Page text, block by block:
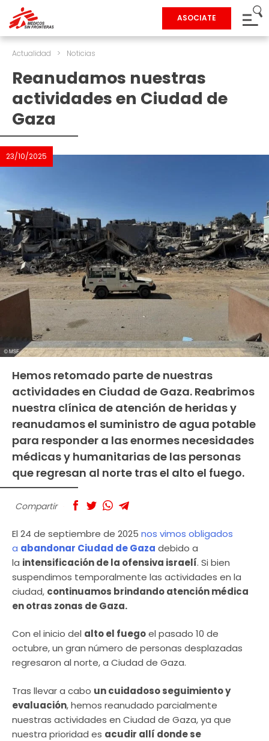
ASOCIATE
Actualidad > Noticias
Reanudamos nuestras
actividades en Ciudad de
Gaza
23/10/2025
Hemos retomado parte de nuestras
actividades en Ciudad de Gaza. Reabrimos
nuestra clínica de atención de heridas y
reanudamos el suministro de agua potable
para responder a las enormes necesidades
médicas y humanitarias de las personas
que regresan al norte tras el alto el fuego.
Compartir
El 24 de septiembre de 2025 nos vimos obligados
a abandonar Ciudad de Gaza debido a
la intensificación de la ofensiva israelí. Si bien
suspendimos temporalmente las actividades en la
ciudad, continuamos brindando atención médica
en otras zonas de Gaza.
Con el inicio del alto el fuegoel pasado 10 de
octubre, un gran número de personas desplazadas
regresaron al norte, a Ciudad de Gaza.
Tras llevar a cabo un cuidadoso seguimiento y
evaluación, hemos reanudado parcialmente
nuestras actividades en Ciudad de Gaza, ya que
nuestra prioridad es acudir allí donde se